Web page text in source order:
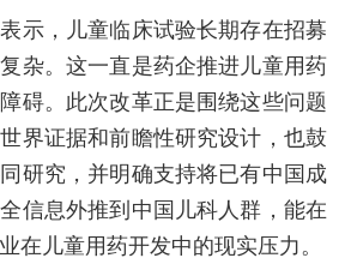
示，儿童临床试验长期存在招募
杂。这一直是药企推进儿童用药
碍。此次改革正是围绕这些问题
界证据和前瞻性研究设计，也鼓
研究，并明确支持将已有中国成
信息外推到中国儿科人群，能在
在儿童用药开发中的现实压力。